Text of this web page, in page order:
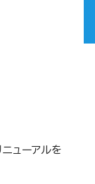
ューアルを